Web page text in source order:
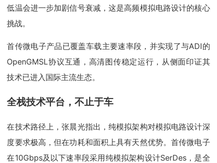
低温会进一步加剧信号衰减，这是高频模拟电路设计的核心
挑战。
首传微电子产品已覆盖车载主要速率段，并实现了与ADI的
OpenGMSL协议互通，高清图传稳定运行，从侧面印证其
技术已进入国际主流生态。
全栈技术平台，不止于车
在技术路径上，张晨光指出，纯模拟架构对模拟电路设计深
度要求极高，但在功耗和面积上具有天然优势。首传微电子
在10Gbps及以下速率段采用纯模拟架构设计SerDes，是全